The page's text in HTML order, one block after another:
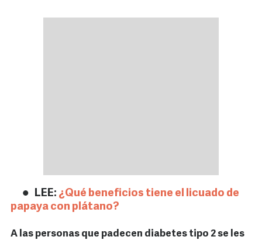
LEE: ¿Qué beneficios tiene el licuado de
papaya con plátano?
A las personas que padecen diabetes tipo 2 se les